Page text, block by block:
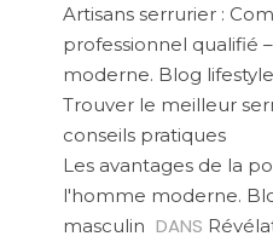
Artisans serrurier :
professionnel qualifié
moderne. Blog
Trouver le meilleur
conseils pratiques
Les avantages de la
l'homme moderne.
masculin DANS